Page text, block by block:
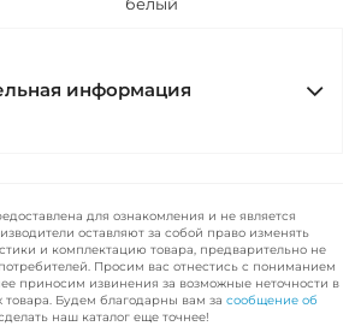
информация
для ознакомления и не является
оставляют за собой право изменять
и комплектацию товара, предварительно не
Просим вас отнестись с пониманием
приносим извинения за возможные неточности в
Будем благодарны вам за сообщение об
наш каталог еще точнее!